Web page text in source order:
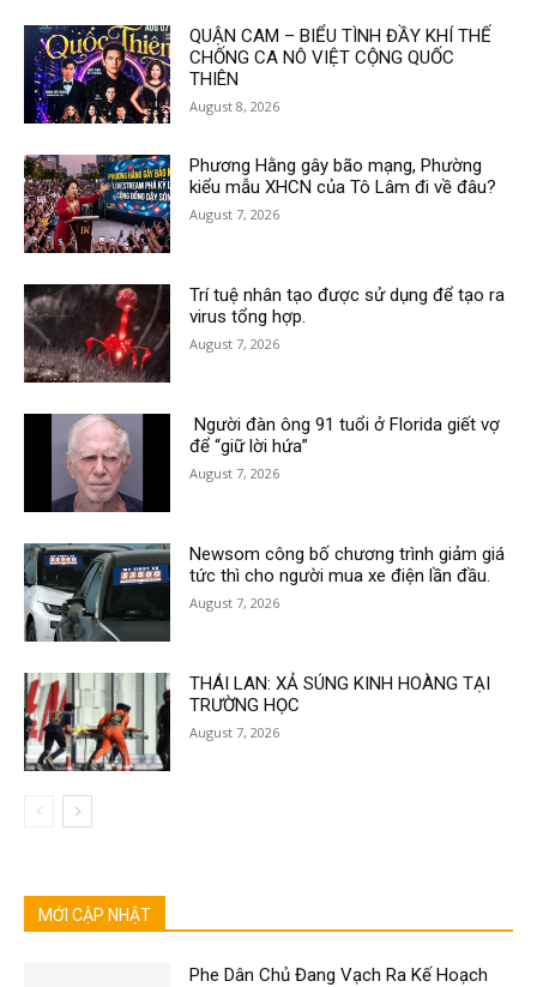
QUẬN CAM – BIỂU TÌNH ĐẦY KHÍ THẾ
CHỐNG CA NÔ VIỆT CỘNG QUỐC
THIÊN
August 8, 2026
Phương Hằng gây bão mạng, Phường
kiểu mẫu XHCN của Tô Lâm đi về đâu?
August 7, 2026
Trí tuệ nhân tạo được sử dụng để tạo ra
virus tổng hợp.
August 7, 2026
Người đàn ông 91 tuổi ở Florida giết vợ
để “giữ lời hứa”
August 7, 2026
Newsom công bố chương trình giảm giá
tức thì cho người mua xe điện lần đầu.
August 7, 2026
THÁI LAN: XẢ SÚNG KINH HOÀNG TẠI
TRƯỜNG HỌC
August 7, 2026
MỚI CẬP NHẬT
Phe Dân Chủ Đang Vạch Ra Kế Hoạch